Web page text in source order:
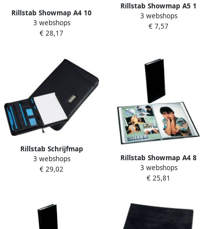
Rillstab Showmap A4 10
kanaals 100-tassen zwart
3 webshops
€ 28,17
Rillstab Showmap A5 1
kanaals 10 tassen zwart
3 webshops
€ 7,57
Rillstab Schrijfmap
Excellent de luxe A4
lederlook zwart
3 webshops
€ 29,02
Rillstab Showmap A4 8
kanaals 80-tassen zwart
3 webshops
€ 25,81